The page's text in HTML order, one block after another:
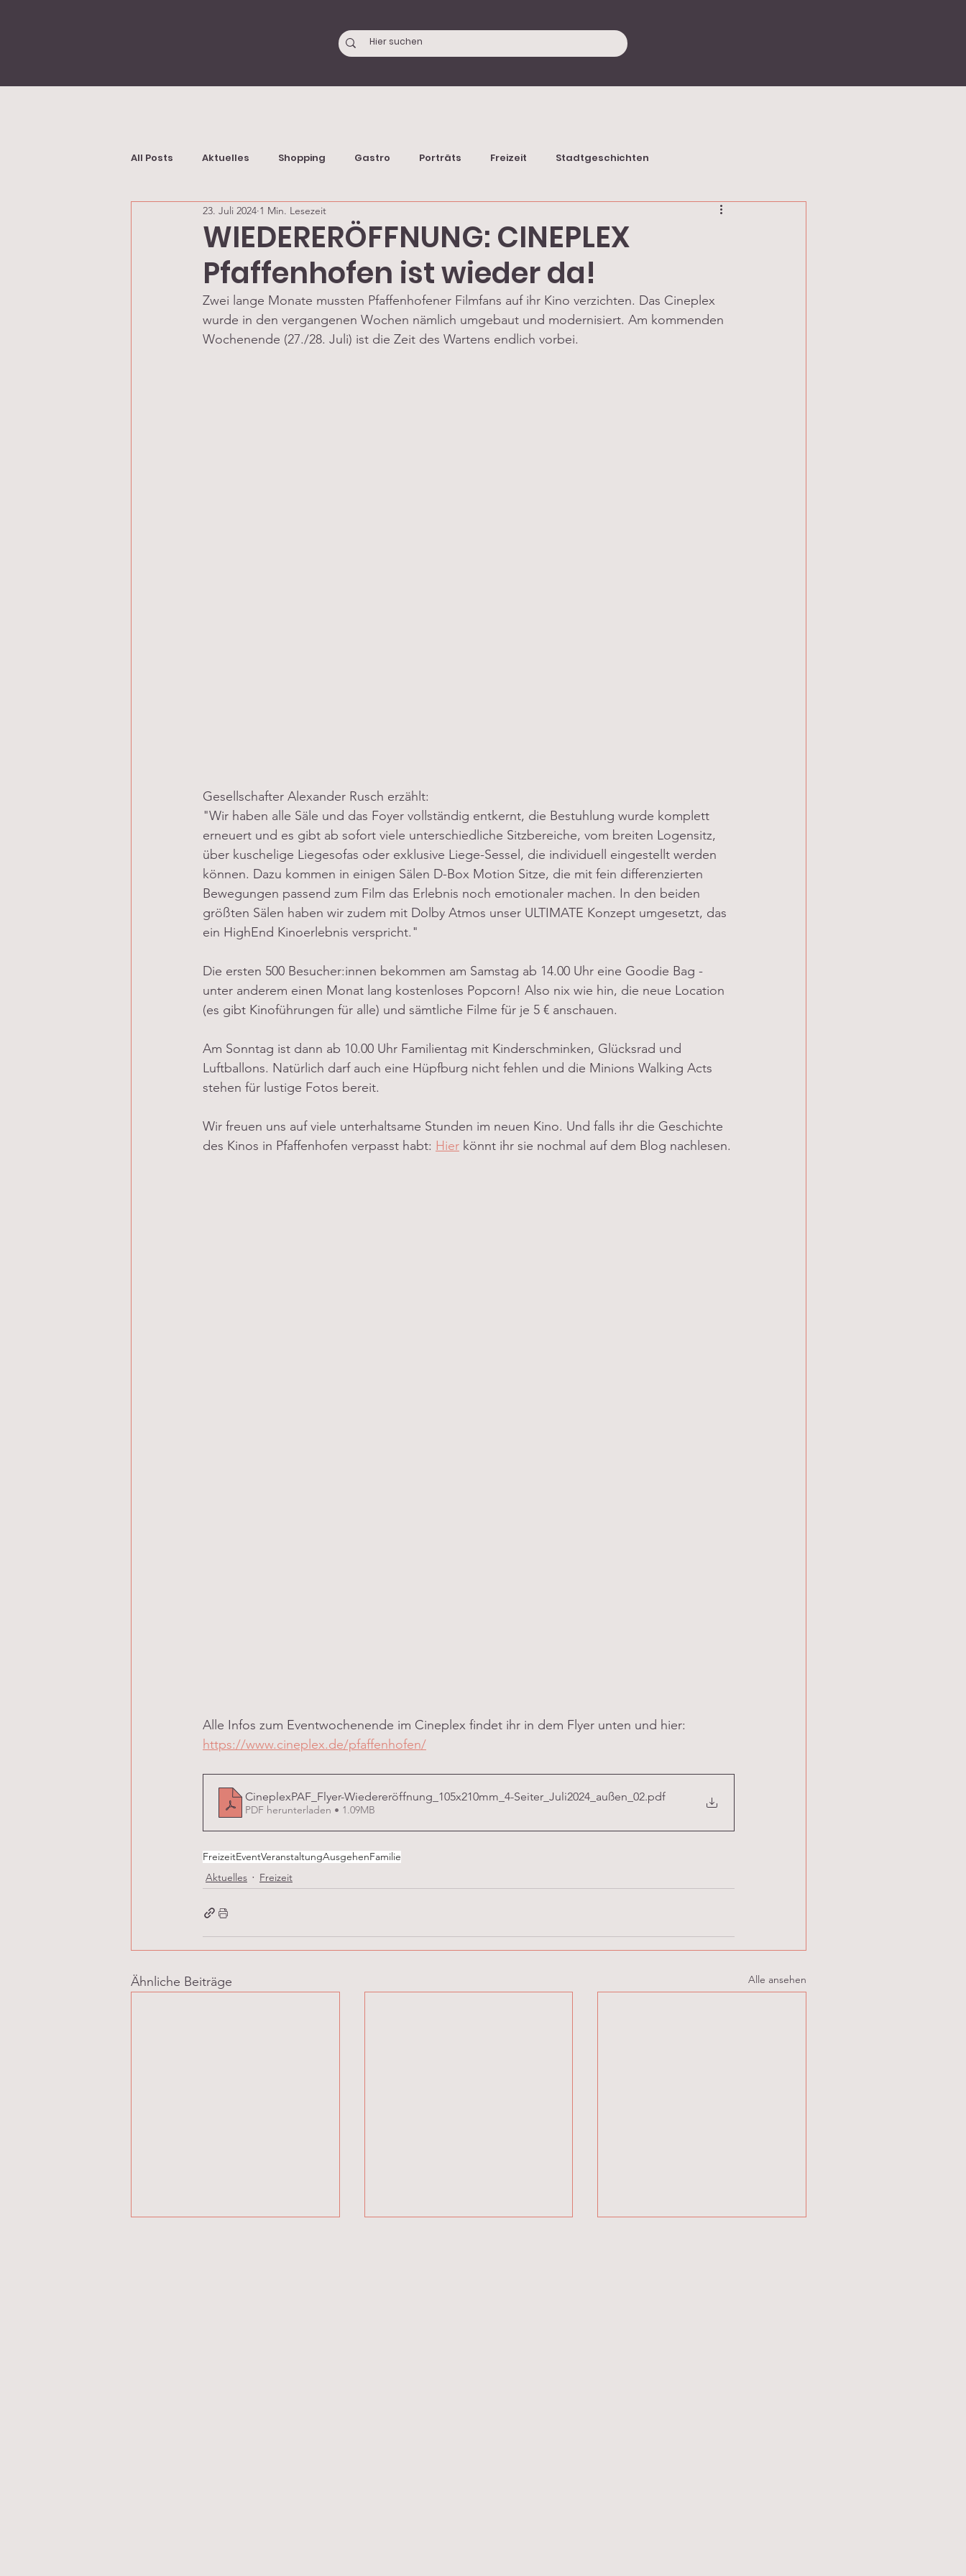
All Posts Aktuelles Shopping Gastro Porträts Freizeit Stadtgeschichten
WIEDERERÖFFNUNG: CINEPLEX
Pfaffenhofen ist wieder da!
23. Juli 2024 1 Min. Lesezeit
Zwei lange Monate mussten Pfaffenhofener Filmfans auf ihr Kino verzichten. Das Cineplex
wurde in den vergangenen Wochen nämlich umgebaut und modernisiert. Am kommenden
Wochenende (27./28. Juli) ist die Zeit des Wartens endlich vorbei.
Gesellschafter Alexander Rusch erzählt:
"Wir haben alle Säle und das Foyer vollständig entkernt, die Bestuhlung wurde komplett
erneuert und es gibt ab sofort viele unterschiedliche Sitzbereiche, vom breiten Logensitz,
über kuschelige Liegesofas oder exklusive Liege-Sessel, die individuell eingestellt werden
können. Dazu kommen in einigen Sälen D-Box Motion Sitze, die mit fein differenzierten
Bewegungen passend zum Film das Erlebnis noch emotionaler machen. In den beiden
größten Sälen haben wir zudem mit Dolby Atmos unser ULTIMATE Konzept umgesetzt, das
ein HighEnd Kinoerlebnis verspricht."
Die ersten 500 Besucher:innen bekommen am Samstag ab 14.00 Uhr eine Goodie Bag -
unter anderem einen Monat lang kostenloses Popcorn! Also nix wie hin, die neue Location
(es gibt Kinoführungen für alle) und sämtliche Filme für je 5 € anschauen.
Am Sonntag ist dann ab 10.00 Uhr Familientag mit Kinderschminken, Glücksrad und
Luftballons. Natürlich darf auch eine Hüpfburg nicht fehlen und die Minions Walking Acts
stehen für lustige Fotos bereit.
Wir freuen uns auf viele unterhaltsame Stunden im neuen Kino. Und falls ihr die Geschichte
des Kinos in Pfaffenhofen verpasst habt: Hier könnt ihr sie nochmal auf dem Blog nachlesen.
Alle Infos zum Eventwochenende im Cineplex findet ihr in dem Flyer unten und hier:
https://www.cineplex.de/pfaffenhofen/
CineplexPAF_Flyer-Wiedereröffnung_105x210mm_4-Seiter_Juli2024_außen_02.pdf
PDF herunterladen • 1.09MB
FreizeitEventVeranstaltungAusgehenFamilie
Aktuelles
Freizeit
Ähnliche Beiträge Alle ansehen